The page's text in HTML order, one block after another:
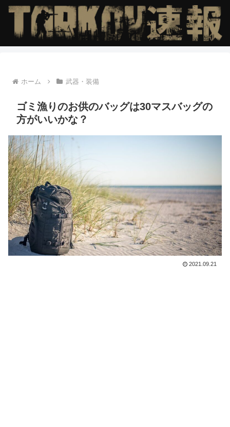
ホーム 武器・装備
ゴミ漁りのお供のバッグは30マスバッグの
方がいいかな？
2021.09.21